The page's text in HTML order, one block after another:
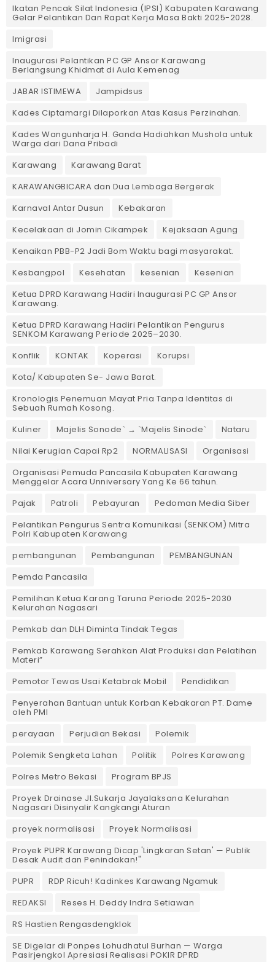
Ikatan Pencak Silat Indonesia (IPSI) Kabupaten Karawang
Gelar Pelantikan Dan Rapat Kerja Masa Bakti 2025-2028.
Imigrasi
Inaugurasi Pelantikan PC GP Ansor Karawang
Berlangsung Khidmat di Aula Kemenag
JABAR ISTIMEWA
Jampidsus
Kades Ciptamargi Dilaporkan Atas Kasus Perzinahan.
Kades Wangunharja H. Ganda Hadiahkan Mushola untuk
Warga dari Dana Pribadi ‎
Karawang
Karawang Barat
KARAWANGBICARA dan Dua Lembaga Bergerak
Karnaval Antar Dusun
Kebakaran
Kecelakaan di Jomin Cikampek
Kejaksaan Agung
Kenaikan PBB-P2 Jadi Bom Waktu bagi masyarakat.
Kesbangpol
Kesehatan kesenian
Kesenian
Ketua DPRD Karawang Hadiri Inaugurasi PC GP Ansor
Karawang.
Ketua DPRD Karawang Hadiri Pelantikan Pengurus
SENKOM Karawang Periode 2025–2030. ‎
Konflik
KONTAK Koperasi
Korupsi
Kota/ Kabupaten Se- Jawa Barat.
Kronologis Penemuan Mayat Pria Tanpa Identitas di
Sebuah Rumah Kosong.
Kuliner
Majelis Sonode` → `Majelis Sinode`
Nataru
Nilai Kerugian Capai Rp2
NORMALISASI
Organisasi
Organisasi Pemuda Pancasila Kabupaten Karawang
Menggelar Acara Unniversary Yang Ke 66 tahun.
Pajak
Patroli Pebayuran
Pedoman Media Siber
Pelantikan Pengurus Sentra Komunikasi (SENKOM) Mitra
Polri Kabupaten Karawang
pembangunan
Pembangunan
PEMBANGUNAN
Pemda Pancasila
Pemilihan Ketua Karang Taruna Periode 2025-2030
Kelurahan Nagasari
Pemkab dan DLH Diminta Tindak Tegas
Pemkab Karawang Serahkan Alat Produksi dan Pelatihan
Materi”
Pemotor Tewas Usai Ketabrak Mobil‎
Pendidikan
Penyerahan Bantuan untuk Korban Kebakaran PT. Dame
oleh PMI
perayaan
Perjudian Bekasi
Polemik
Polemik Sengketa Lahan
Politik
Polres Karawang
Polres Metro Bekasi
Program BPJS
Proyek Drainase Jl.Sukarja Jayalaksana Kelurahan
Nagasari Disinyalir Kangkangi Aturan
proyek normalisasi
Proyek Normalisasi
Proyek PUPR Karawang Dicap 'Lingkaran Setan' — Publik
Desak Audit dan Penindakan!"
PUPR
RDP Ricuh! Kadinkes Karawang Ngamuk
REDAKSI
Reses H. Deddy Indra Setiawan
RS Hastien Rengasdengklok
SE Digelar di Ponpes Lohudhatul Burhan — Warga
Pasirjengkol Apresiasi Realisasi POKIR DPRD